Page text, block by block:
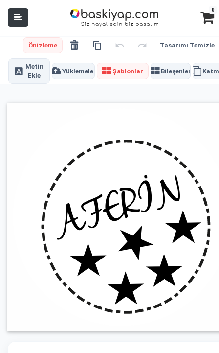
0
Önizleme Tasarımı Temizle
Metin
Ekle
Yüklemeler Şablonlar Bileşenler